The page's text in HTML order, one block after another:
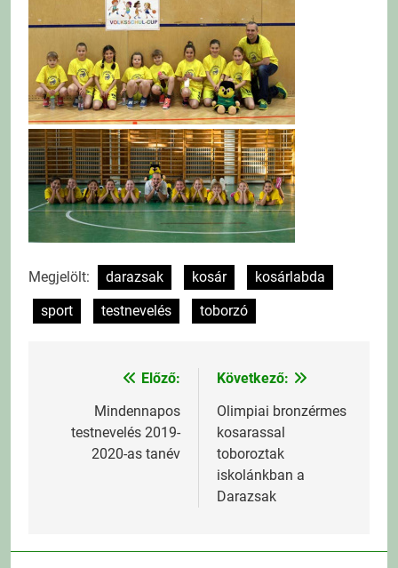
Megjelölt: darazsak kosár
kosárlabda
sport
testnevelés toborzó
Bejegyzés
navigáció
Előző:
Mindennapos
testnevelés 2019-
2020-as tanév
Következő:
Olimpiai bronzérmes
kosarassal
toboroztak
iskolánkban a
Darazsak